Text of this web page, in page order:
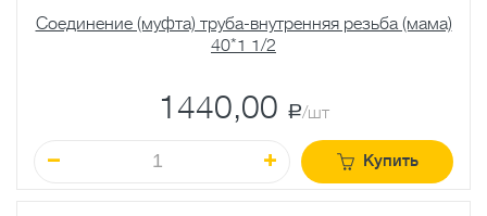
Соединение (муфта) труба-внутренняя резьба (мама)
40*1 1/2
1440,00 a/шт
Купить